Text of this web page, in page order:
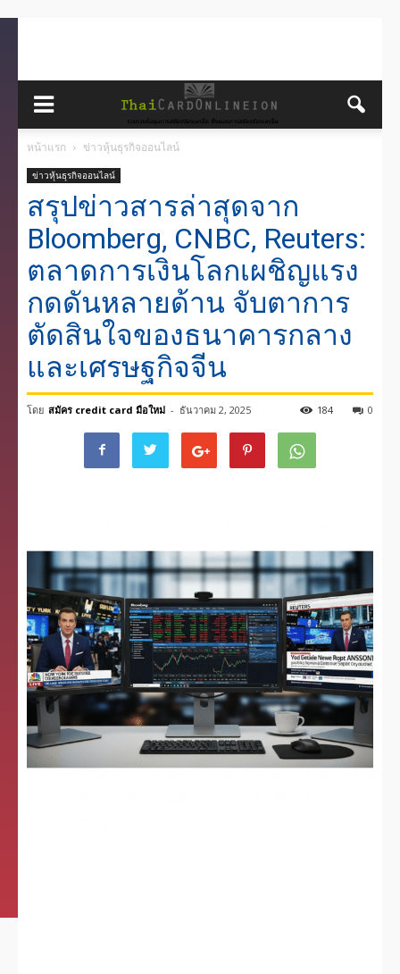
หน้าแรก ข่าวหุ้นธุรกิจออนไลน์
ข่าวหุ้นธุรกิจออนไลน์
สรุปข่าวสารล่าสุดจาก
Bloomberg, CNBC, Reuters:
ตลาดการเงินโลกเผชิญแรง
กดดันหลายด้าน จับตาการ
ตัดสินใจของธนาคารกลาง
และเศรษฐกิจจีน
โดย สมัคร credit card มือใหม่ - ธันวาคม 2, 2025 0
184